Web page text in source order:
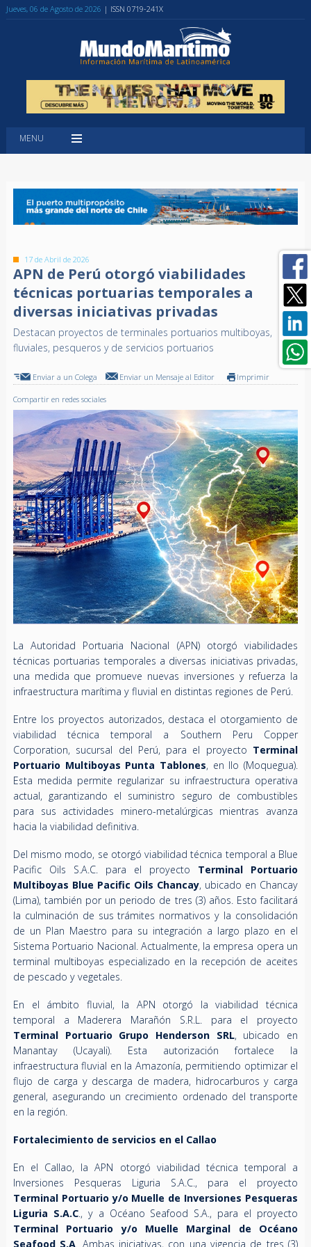
Jueves, 06 de Agosto de 2026 | ISSN 0719-241X
MENU
17 de Abril de 2026
APN de Perú otorgó viabilidades
técnicas portuarias temporales a
diversas iniciativas privadas
Destacan proyectos de terminales portuarios multiboyas,
fluviales, pesqueros y de servicios portuarios
Enviar a un Colega Enviar un Mensaje al Editor Imprimir
Compartir en redes sociales
La Autoridad Portuaria Nacional (APN) otorgó viabilidades
técnicas portuarias temporales a diversas iniciativas privadas,
una medida que promueve nuevas inversiones y refuerza la
infraestructura marítima y fluvial en distintas regiones de Perú.
Entre los proyectos autorizados, destaca el otorgamiento de
viabilidad técnica temporal a Southern Peru Copper
Corporation, sucursal del Perú, para el proyecto Terminal
Portuario Multiboyas Punta Tablones, en Ilo (Moquegua).
Esta medida permite regularizar su infraestructura operativa
actual, garantizando el suministro seguro de combustibles
para sus actividades minero-metalúrgicas mientras avanza
hacia la viabilidad definitiva.
Del mismo modo, se otorgó viabilidad técnica temporal a Blue
Pacific Oils S.A.C. para el proyecto Terminal Portuario
Multiboyas Blue Pacific Oils Chancay, ubicado en Chancay
(Lima), también por un periodo de tres (3) años. Esto facilitará
la culminación de sus trámites normativos y la consolidación
de un Plan Maestro para su integración a largo plazo en el
Sistema Portuario Nacional. Actualmente, la empresa opera un
terminal multiboyas especializado en la recepción de aceites
de pescado y vegetales.
En el ámbito fluvial, la APN otorgó la viabilidad técnica
temporal a Maderera Marañón S.R.L. para el proyecto
Terminal Portuario Grupo Henderson SRL, ubicado en
Manantay (Ucayali). Esta autorización fortalece la
infraestructura fluvial en la Amazonía, permitiendo optimizar el
flujo de carga y descarga de madera, hidrocarburos y carga
general, asegurando un crecimiento ordenado del transporte
en la región.
Fortalecimiento de servicios en el Callao
En el Callao, la APN otorgó viabilidad técnica temporal a
Inversiones Pesqueras Liguria S.A.C., para el proyecto
Terminal Portuario y/o Muelle de Inversiones Pesqueras
Liguria S.A.C., y a Océano Seafood S.A., para el proyecto
Terminal Portuario y/o Muelle Marginal de Océano
Seafood S.A . Ambas iniciativas, con una vigencia de tres (3)